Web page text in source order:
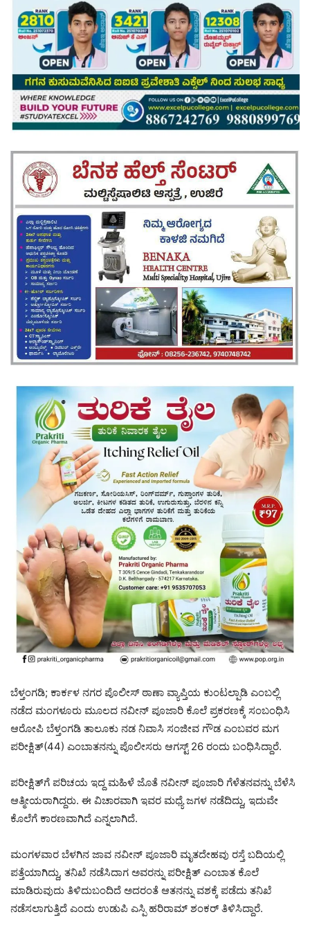
ಬೆಳ್ತಂಗಡಿ; ಕಾರ್ಕಳ ನಗರ ಪೊಲೀಸ್ ಠಾಣಾ ವ್ಯಾಪ್ತಿಯ ಕುಂಟಲ್ಪಾಡಿ ಎಂಬಲ್ಲಿ
ನಡೆದ ಮಂಗಳೂರು ಮೂಲದ ನವೀನ್ ಪೂಜಾರಿ ಕೊಲೆ ಪ್ರಕರಣಕ್ಕೆ ಸಂಬಂಧಿಸಿ
ಆರೋಪಿ ಬೆಳ್ತಂಗಡಿ ತಾಲೂಕು ನಡ ನಿವಾಸಿ ಸಂಜೀವ ಗೌಡ ಎಂಬವರ ಮಗ
ಪರೀಕ್ಷಿತ್(44) ಎಂಬಾತನನ್ನು ಪೊಲೀಸರು ಆಗಸ್ಟ್ 26 ರಂದು ಬಂಧಿಸಿದ್ದಾರೆ.
ಪರೀಕ್ಷಿತ್‌ಗೆ ಪರಿಚಯ ಇದ್ದ ಮಹಿಳೆ ಜೊತೆ ನವೀನ್ ಪೂಜಾರಿ ಗೆಳೆತನವನ್ನು ಬೆಳೆಸಿ
ಆತ್ಮೀಯರಾಗಿದ್ದರು. ಈ ವಿಚಾರವಾಗಿ ಇವರ ಮಧ್ಯೆ ಜಗಳ ನಡೆದಿದ್ದು, ಇದುವೇ
ಕೊಲೆಗೆ ಕಾರಣವಾಗಿದೆ ಎನ್ನಲಾಗಿದೆ.
ಮಂಗಳವಾರ ಬೆಳಗಿನ ಜಾವ ನವೀನ್ ಪೂಜಾರಿ ಮೃತದೇಹವು ರಸ್ತೆ ಬದಿಯಲ್ಲಿ
ಪತ್ತೆಯಾಗಿದ್ದು, ತನಿಖೆ ನಡೆಸಿದಾಗ ಅವರನ್ನು ಪರೀಕ್ಷಿತ್ ಎಂಬಾತ ಕೊಲೆ
ಮಾಡಿರುವುದು ತಿಳಿದುಬಂದಿದೆ ಅದರಂತೆ ಆತನನ್ನು ವಶಕ್ಕೆ ಪಡೆದು ತನಿಖೆ
ನಡೆಸಲಾಗುತ್ತಿದೆ ಎಂದು ಉಡುಪಿ ಎಸ್ಪಿ ಹರಿರಾಮ್ ಶಂಕರ್ ತಿಳಿಸಿದ್ದಾರೆ.